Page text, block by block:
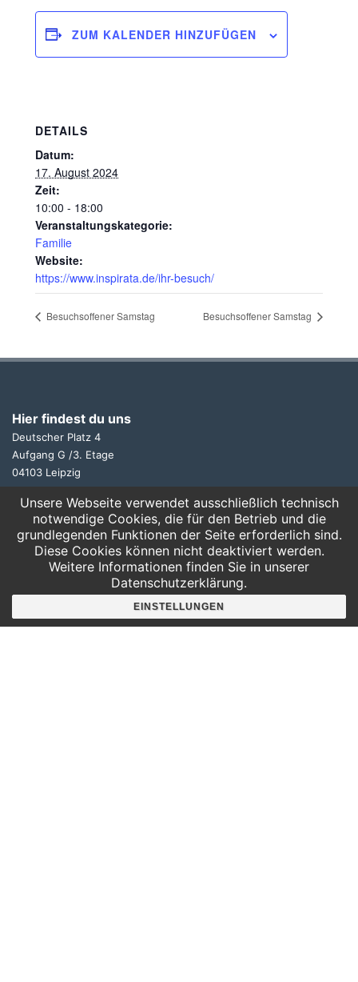
ZUM KALENDER HINZUFÜGEN
DETAILS
Datum:
17. August 2024
Zeit:
10:00 - 18:00
Veranstaltungskategorie:
Familie
Website:
https://www.inspirata.de/ihr-besuch/
Besuchsoffener Samstag Besuchsoffener Samstag
Hier findest du uns
Deutscher Platz 4
Aufgang G /3. Etage
04103 Leipzig
Google Maps
Angebote für
Kindergärten
Oberschule und Gymnasium
Sonderpädagogik
Unsere Webseite verwendet ausschließlich technisch
notwendige Cookies, die für den Betrieb und die
grundlegenden Funktionen der Seite erforderlich sind.
Diese Cookies können nicht deaktiviert werden.
Weitere Informationen finden Sie in unserer
Datenschutzerklärung.
EINSTELLUNGEN